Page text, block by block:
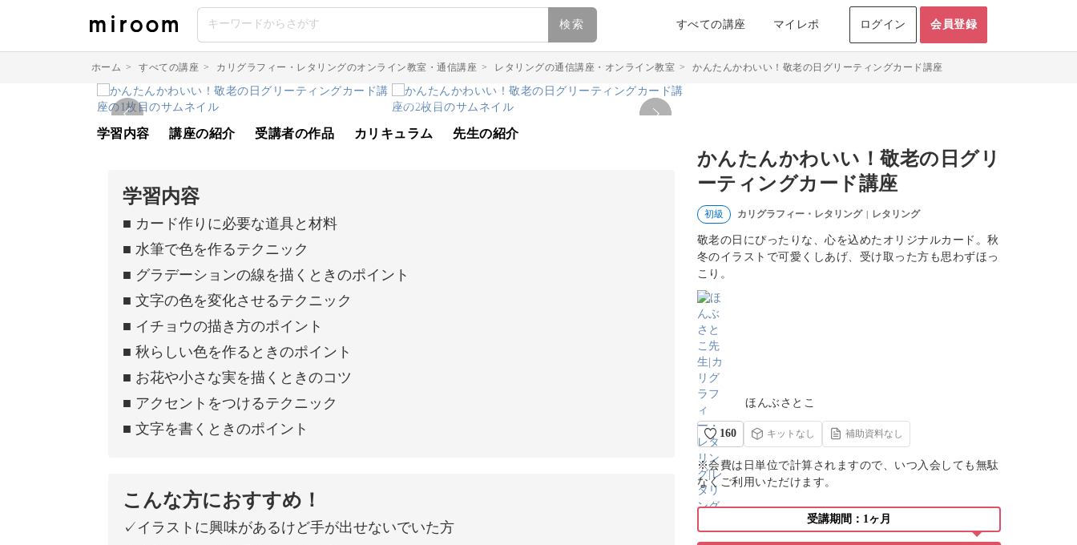
検索 すべての講座 マイレポ ログイン 会員登録
ホーム > すべての講座 > カリグラフィー・レタリングのオンライン教室・通信講座 > レタリングの通信講座・オンライン教室 > かんたんかわいい！敬老の日グリーティングカード講座
かんたんかわいい！敬老の日グリ
ーティングカード講座
初級 カリグラフィー・レタリング | レタリング
敬老の日にぴったりな、心を込めたオリジナルカード。秋
冬のイラストで可愛くしあげ、受け取った方も思わずほっ
こり。
ほんぶさとこ
160 キットなし 補助資料なし
※会費は日単位で計算されますので、いつ入会しても無駄
なくご利用いただけます。
受講期間：1ヶ月
学習内容 講座の紹介 受講者の作品 カリキュラム 先生の紹介
学習内容
■ カード作りに必要な道具と材料
■ 水筆で色を作るテクニック
■ グラデーションの線を描くときのポイント
■ 文字の色を変化させるテクニック
■ イチョウの描き方のポイント
■ 秋らしい色を作るときのポイント
■ お花や小さな実を描くときのコツ
■ アクセントをつけるテクニック
■ 文字を書くときのポイント
こんな方におすすめ！
✓イラストに興味があるけど手が出せないでいた方